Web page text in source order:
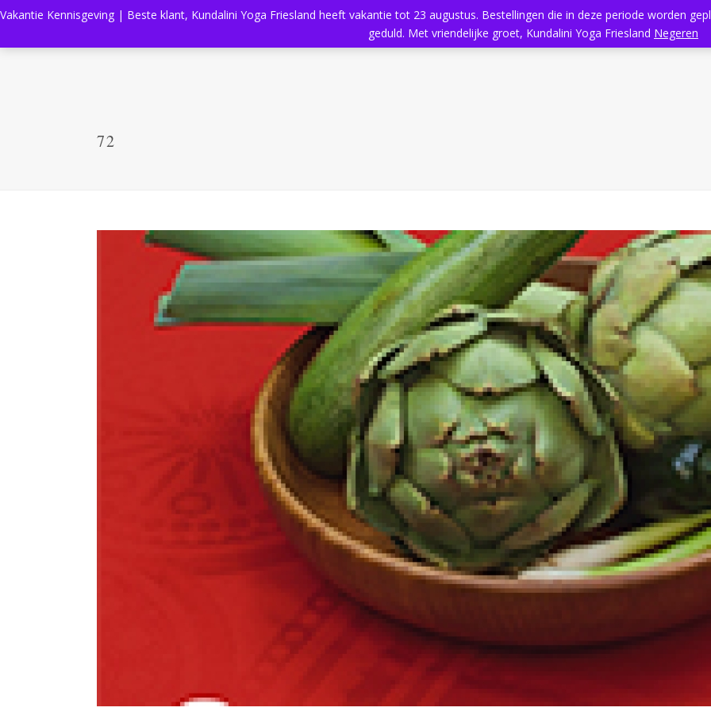
Aanbod Kundalini Yoga Massage Rooster
72
Vakantie Kennisgeving | Beste klant, Kundalini Yoga Friesland heeft vakantie tot 23 augustus. Bestellingen die in deze periode worden
geduld. Met vriendelijke groet, Kundalini Yoga Friesland Negeren